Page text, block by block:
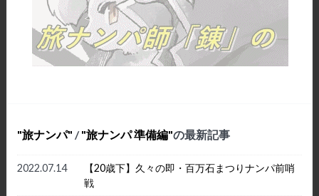
旅ナンパ / 旅ナンパ 準備編 の最新記事
2022.07.14
【20歳下】久々の即・百万石まつりナンパ前哨
戦